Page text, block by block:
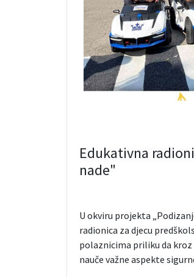
Edukativna
nade"
U okviru projekta
radionica za djecu
polaznicima priliku da
nauče važne aspekte